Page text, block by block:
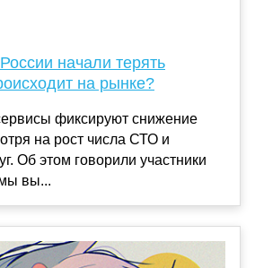
начали терять
на рынке?
фиксируют снижение
на рост числа СТО и
Об этом говорили участники
вы...